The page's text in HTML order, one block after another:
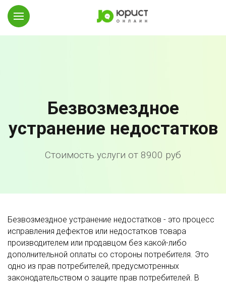
Безвозмездное
устранение недостатков
Стоимость услуги от 8900 руб
Безвозмездное устранение недостатков - это процесс
исправления дефектов или недостатков товара
производителем или продавцом без какой-либо
дополнительной оплаты со стороны потребителя. Это
одно из прав потребителей, предусмотренных
законодательством о защите прав потребителей. В